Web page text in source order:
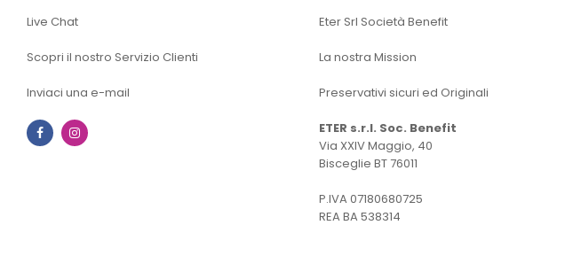
Live Chat
Scopri il nostro Servizio Clienti
Inviaci una e-mail
Facebook
Eter Srl Società Benefit
La nostra Mission
Preservativi sicuri ed Originali
ETER s.r.l. Soc. Benefit
Via XXIV Maggio, 40
Bisceglie BT 76011
P.IVA 07180680725
REA BA 538314